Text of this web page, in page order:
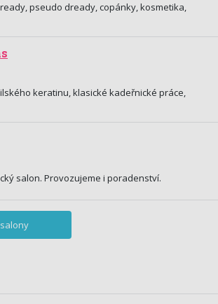
pseudo dready, copánky, kosmetika,
keratinu, klasické kadeřnické práce,
salon. Provozujeme i poradenství.